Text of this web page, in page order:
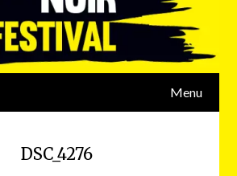
Menu
DSC_4276